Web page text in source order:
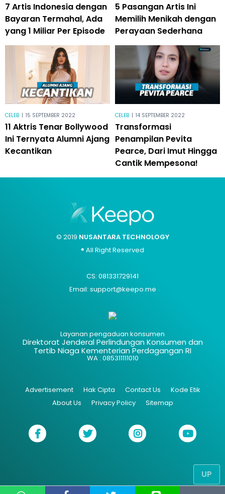
7 Artis Indonesia dengan
Bayaran Termahal, Ada
yang 1 Miliar Per Episode
5 Pasangan Artis Ini
Memilih Menikah dengan
Perayaan Sederhana
CELEB | 15 SEPTEMBER 2022
11 Aktris Tenar Bollywood
Ini Ternyata Alumni Ajang
Kecantikan
CELEB | 14 SEPTEMBER 2022
Transformasi
Penampilan Pevita
Pearce, Dari Imut Hingga
Cantik Mempesona!
UP
© 2019 NUSANTARA TECHNOLOGY
® All Right Reserved
CS: 081331729141
Email: support@keepo.me
Layanan pengaduan konsumen
Direktorat Jenderal Perlindungan Konsumen dan
Tertib Niaga Kementerian Perdagangan RI
WA : 085311111010
Advertisement Hak Cipta Contact Us
Kode Etik
About Us
Privacy Policy Sitemap